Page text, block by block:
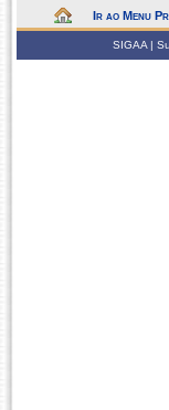
Ir ao Menu
SIGAA |